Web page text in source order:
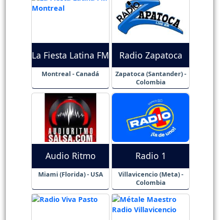
La Fiesta Latina FM
Montreal - Canadá
Radio Zapatoca
Zapatoca (Santander) -
Colombia
Audio Ritmo
Miami (Florida) - USA
Radio 1
Villavicencio (Meta) -
Colombia